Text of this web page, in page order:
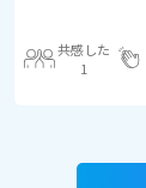
共感した
1